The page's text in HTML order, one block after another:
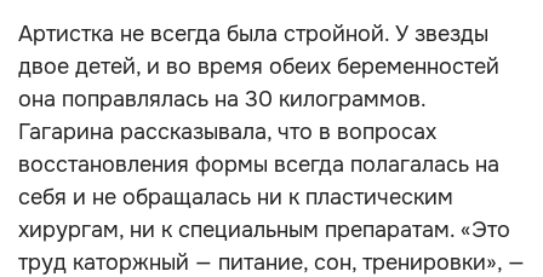
Артистка не всегда была стройной. У звезды
двое детей, и во время обеих беременностей
она поправлялась на 30 килограммов.
Гагарина рассказывала, что в вопросах
восстановления формы всегда полагалась на
себя и не обращалась ни к пластическим
хирургам, ни к специальным препаратам. «Это
труд каторжный — питание, сон, тренировки», —